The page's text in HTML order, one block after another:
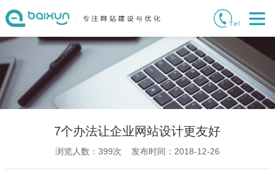
7个办法让企业网站设计更友好
浏览人数： 399次 发布时间：2018-12-26